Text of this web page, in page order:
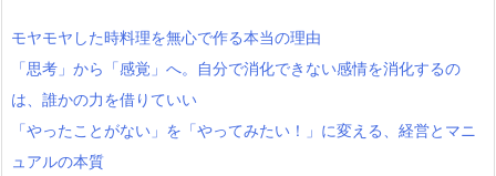
モヤモヤした時料理を無心で作る本当の理由
「思考」から「感覚」へ。自分で消化できない感情を消化するの
は、誰かの力を借りていい
「やったことがない」を「やってみたい！」に変える、経営とマニ
ュアルの本質